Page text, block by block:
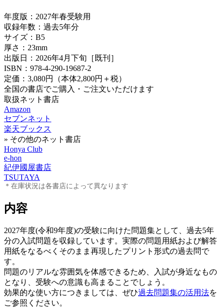
年度版： 2027年春受験用
収録年数： 過去5年分
サイズ： B5
厚さ： 23mm
出版日： 2026年4月下旬 ［既刊］
ISBN： 978-4-290-19687-2
定価： 3,080円
（本体2,800円＋税）
全国の書店でご購入・ご注文いただけます
取扱ネット書店
Amazon
セブンネット
楽天ブックス
» その他のネット書店
Honya Club
e-hon
紀伊國屋書店
TSUTAYA
＊在庫状況は各書店によって異なります
内容
2027年度(令和9年度)の受験に向けた問題集として、過去5年
分の入試問題を収録しています。実際の問題用紙および解答
用紙をなるべくそのまま再現したプリント形式の過去問で
す。
問題のリアルな雰囲気を体感できるため、入試が身近なもの
となり、受験への意識も高まることでしょう。
効果的な使い方につきましては、ぜひ過去問題集の活用法を
ご参照ください。